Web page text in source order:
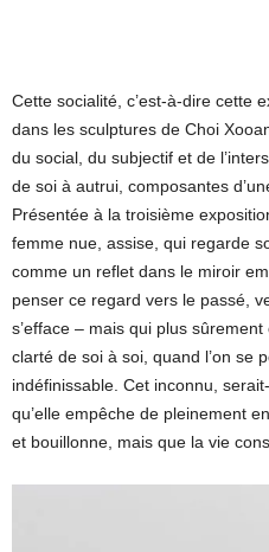
Cette socialité, c’est-à-dire cette
dans les sculptures de Choi
du social, du subjectif et de
de soi à autrui, composantes
Présentée à la troisième
femme nue, assise, qui regarde
comme un reflet dans le miroir
penser ce regard vers le passé,
s’efface – mais qui plus
clarté de soi à soi, quand l’on se
indéfinissable. Cet inconnu,
qu’elle empêche de pleinement
et bouillonne, mais que la vie